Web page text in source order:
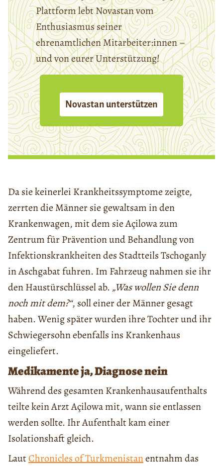
Plattform lebt Novastan vom
Enthusiasmus seiner
ehrenamtlichen Mitarbeiter:innen –
und von eurer Unterstützung!
Novastan unterstützen
Da sie keinerlei Krankheitssymptome zeigte,
zerrten die Männer sie gewaltsam in den
Krankenwagen, mit dem sie Açilowa zum
Zentrum für Prävention und Behandlung von
Infektionskrankheiten des Stadtteils Tschoganly
in Aschgabat fuhren. Im Fahrzeug nahmen sie ihr
den Haustürschlüssel ab. „Was wollen Sie denn
noch mit dem?“, soll einer der Männer gesagt
haben. Wenig später wurden ihre Tochter und ihr
Schwiegersohn ebenfalls ins Krankenhaus
eingeliefert.
Medikamente ja, Diagnose nein
Während des gesamten Krankenhausaufenthalts
teilte kein Arzt Açilowa mit, wann sie entlassen
werden sollte. Ihr Aufenthalt kam einer
Isolationshaft gleich.
LautChronicles of Turkmenistanentnahm das